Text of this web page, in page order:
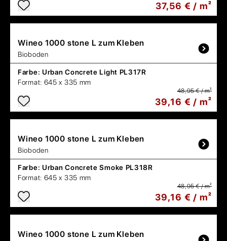
37,56 € / m²
Wineo 1000 stone L zum Kleben
Bioboden
Farbe: Urban Concrete Light PL317R
Format: 645 x 335 mm
48,95 € / m²
39,16 € / m²
Wineo 1000 stone L zum Kleben
Bioboden
Farbe: Urban Concrete Smoke PL318R
Format: 645 x 335 mm
48,95 € / m²
39,16 € / m²
Wineo 1000 stone L zum Kleben